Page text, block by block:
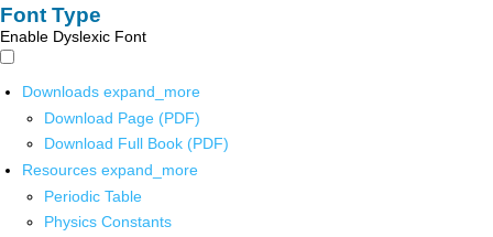
Font Type
Enable Dyslexic Font
Downloads expand_more
Download Page (PDF)
Download Full Book (PDF)
Resources expand_more
Periodic Table
Physics Constants